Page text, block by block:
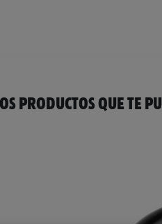
PRODUCTOS QUE TE